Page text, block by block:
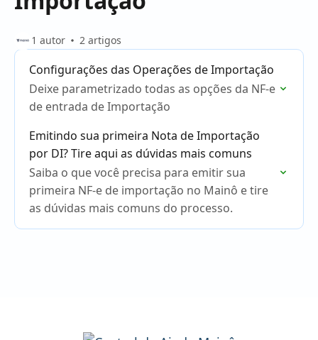
1 autor 2 artigos
Configurações das Operações de Importação
Deixe parametrizado todas as opções da NF-e
de entrada de Importação
Emitindo sua primeira Nota de Importação
por DI? Tire aqui as dúvidas mais comuns
Saiba o que você precisa para emitir sua
primeira NF-e de importação no Mainô e tire
as dúvidas mais comuns do processo.